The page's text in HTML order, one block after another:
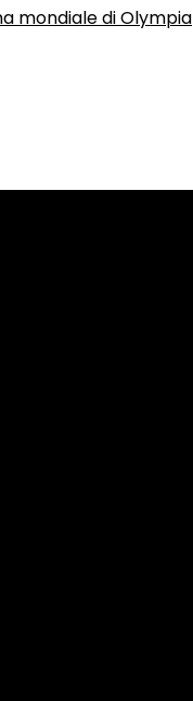
mondiale di Olympia